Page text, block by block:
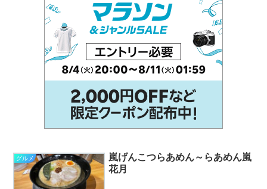
グルメ
嵐げんこつらあめん～らあめん嵐
花月